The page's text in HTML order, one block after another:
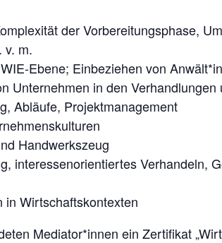
der Vorbereitungsphase,
v. m.
Ebene; Einbeziehen von
Unternehmen in den Verhandlungen
Abläufe, Projektmanagement
Handwerkszeug
interessenorientiertes Verhandeln,
in Wirtschaftskontexten
Mediator*innen ein Zertifikat